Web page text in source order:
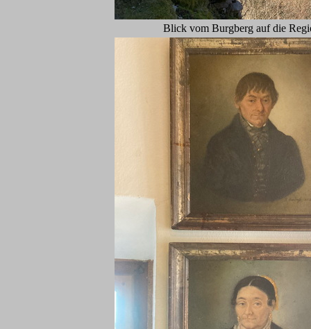
Blick vom Burgberg auf die